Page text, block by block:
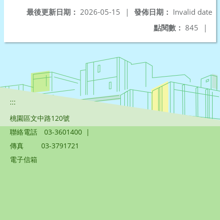
發佈日期： Invalid date
最後更新日期： 2026-05-15
|
點閱數： 845 |
:::
桃園區文中路120號
聯絡電話
03-3601400 |
傳真
03-3791721
電子信箱